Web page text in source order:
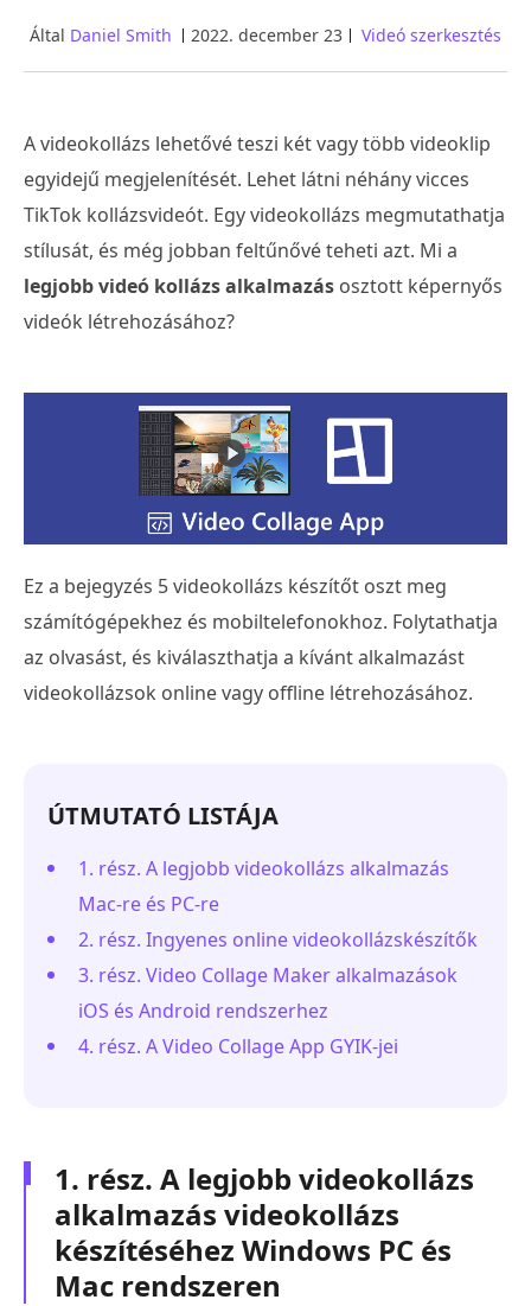
Által Daniel Smith 2022. december 23 Videó szerkesztés
A videokollázs lehetővé teszi két vagy több videoklip
egyidejű megjelenítését. Lehet látni néhány vicces
TikTok kollázsvideót. Egy videokollázs megmutathatja
stílusát, és még jobban feltűnővé teheti azt. Mi a
legjobb videó kollázs alkalmazás osztott képernyős
videók létrehozásához?
Ez a bejegyzés 5 videokollázs készítőt oszt meg
számítógépekhez és mobiltelefonokhoz. Folytathatja
az olvasást, és kiválaszthatja a kívánt alkalmazást
videokollázsok online vagy offline létrehozásához.
ÚTMUTATÓ LISTÁJA
1. rész. A legjobb videokollázs alkalmazás
Mac-re és PC-re
2. rész. Ingyenes online videokollázskészítők
3. rész. Video Collage Maker alkalmazások
iOS és Android rendszerhez
4. rész. A Video Collage App GYIK-jei
1. rész. A legjobb videokollázs
alkalmazás videokollázs
készítéséhez Windows PC és
Mac rendszeren